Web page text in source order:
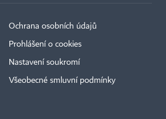
Ochrana osobních údajů
Prohlášení o cookies
Nastavení soukromí
Všeobecné smluvní podmínky